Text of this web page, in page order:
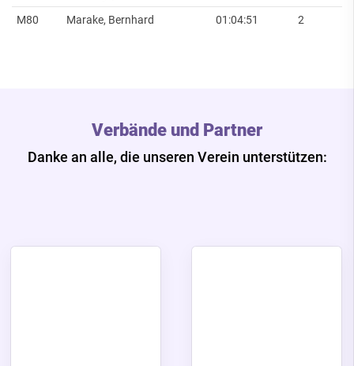
M80
Marake, Bernhard 01:04:51 2
Verbände und Partner
Danke an alle, die unseren Verein unterstützen: